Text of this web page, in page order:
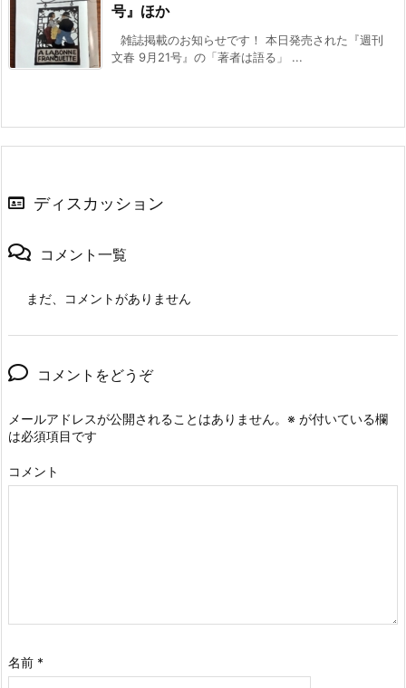
号』ほか
雑誌掲載のお知らせです！ 本日発売された『週刊
文春 9月21号』の「著者は語る」 ...
ディスカッション
コメント一覧
まだ、コメントがありません
コメントをどうぞ
メールアドレスが公開されることはありません。 ※ が付いている欄
は必須項目です
コメント
名前 *